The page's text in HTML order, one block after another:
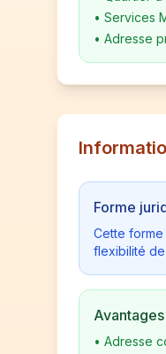
• Services
• Adresse
Forme
Cette
flexibilité
• Adresse